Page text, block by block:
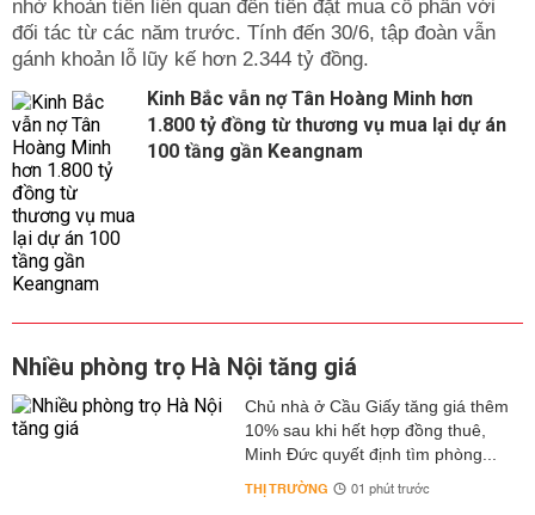
nhờ khoản tiền liên quan đến tiền đặt mua cổ phần với
đối tác từ các năm trước. Tính đến 30/6, tập đoàn vẫn
gánh khoản lỗ lũy kế hơn 2.344 tỷ đồng.
Kinh Bắc vẫn nợ Tân Hoàng Minh hơn
1.800 tỷ đồng từ thương vụ mua lại dự án
100 tầng gần Keangnam
Nhiều phòng trọ Hà Nội tăng giá
Chủ nhà ở Cầu Giấy tăng giá thêm
10% sau khi hết hợp đồng thuê,
Minh Đức quyết định tìm phòng...
THỊ TRƯỜNG 01 phút trước